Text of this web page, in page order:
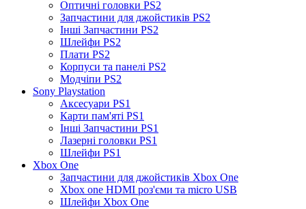
Оптичні головки PS2
Запчастини для джойстиків PS2
Інші Запчастини PS2
Шлейфи PS2
Плати PS2
Корпуси та панелі PS2
Модчіпи PS2
Sony Playstation
Аксесуари PS1
Карти пам'яті PS1
Інші Запчастини PS1
Лазерні головки PS1
Шлейфи PS1
Xbox One
Запчастини для джойстиків Xbox One
Xbox one HDMI роз'єми та micro USB
Шлейфи Xbox One